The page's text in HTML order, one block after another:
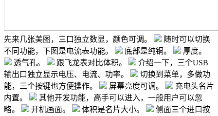
先来几张美图，三口独立数显，颜色可调。
随时可以切换
不同功能，下图是电流表功能。
底部是纯铜。
厚度。
透气孔。
跟飞龙表对比体积。
介绍一下，三个USB
输出口独立显示电压、电流、功率。
切换到菜单，多做功
能，三个按键也方便操作。
屏幕亮度可调。
充电头名片
内置。
其他开发功能，高手可以进入，一般用户可以忽
略。
开机画面。 体积是名片大小。
侧面三个进口按